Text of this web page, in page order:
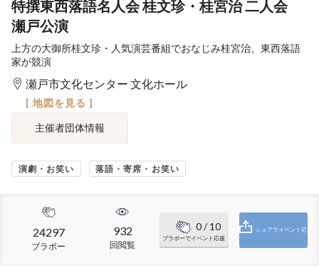
特撰東西落語名人会 桂文珍・桂宮治 二人会
瀬戸公演
上方の大御所桂文珍・人気演芸番組でおなじみ桂宮治、東西落語
家が競演
瀬戸市文化センター 文化ホール
[ 地図を見る ]
主催者団体情報
演劇・お笑い 落語・寄席・お笑い
24297
ブラボー
932
回閲覧
0/ 10
ブラボーでイベント応援
シェアでイベント応